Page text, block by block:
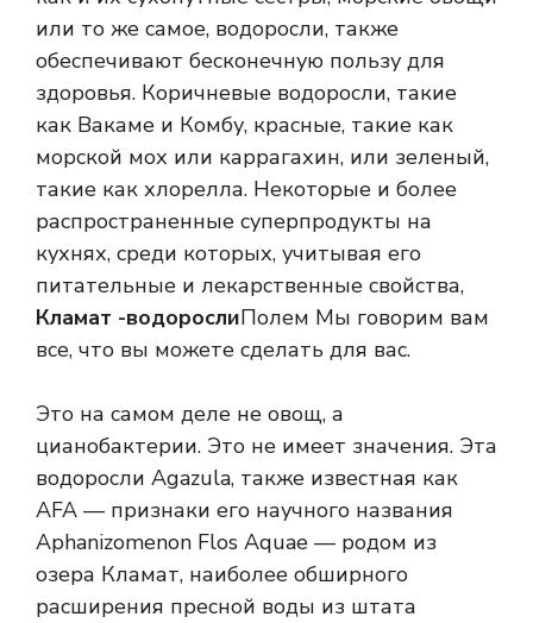
или то же самое, водоросли, также
обеспечивают бесконечную пользу для
здоровья. Коричневые водоросли, такие
как Вакаме и Комбу, красные, такие как
морской мох или каррагахин, или зеленый,
такие как хлорелла. Некоторые и более
распространенные суперпродукты на
кухнях, среди которых, учитывая его
питательные и лекарственные свойства,
Кламат -водорослиПолем Мы говорим вам
все, что вы можете сделать для вас.
Это на самом деле не овощ, а
цианобактерии. Это не имеет значения. Эта
водоросли Agazula, также известная как
AFA — признаки его научного названия
Aphanizomenon Flos Aquae — родом из
озера Кламат, наиболее обширного
расширения пресной воды из штата